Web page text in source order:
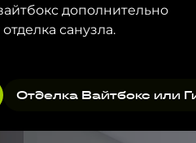
дополнительно
санузла.
Отделка Вайтбокс или